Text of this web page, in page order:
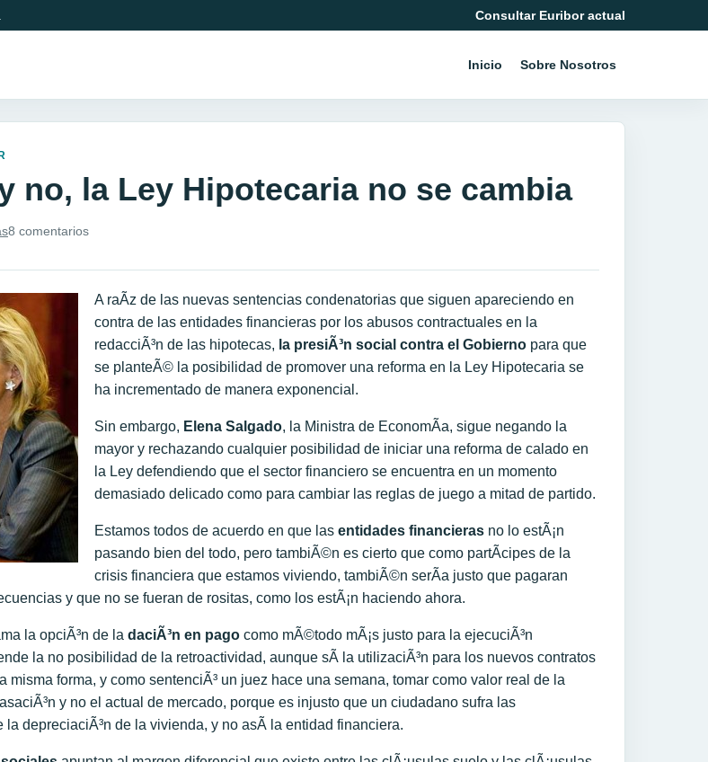
Consultar Euribor actual
Inicio Sobre Nosotros
no, la Ley Hipotecaria no se cambia
8 comentarios
A raÃ­z de las nuevas sentencias condenatorias que siguen apareciendo en
contra de las entidades financieras por los abusos contractuales en la
redacciÃ³n de las hipotecas, la presiÃ³n social contra el Gobierno para que
se planteÃ© la posibilidad de promover una reforma en la Ley Hipotecaria se
ha incrementado de manera exponencial.
Sin embargo, Elena Salgado, la Ministra de EconomÃ­a, sigue negando la
mayor y rechazando cualquier posibilidad de iniciar una reforma de calado en
la Ley defendiendo que el sector financiero se encuentra en un momento
demasiado delicado como para cambiar las reglas de juego a mitad de partido.
Estamos todos de acuerdo en que las entidades financieras no lo estÃ¡n
pasando bien del todo, pero tambiÃ©n es cierto que como partÃ­cipes de la
crisis financiera que estamos viviendo, tambiÃ©n serÃ­a justo que pagaran
y que no se fueran de rositas, como los estÃ¡n haciendo ahora.
la opciÃ³n de la daciÃ³n en pago como mÃ©todo mÃ¡s justo para la ejecuciÃ³n
la no posibilidad de la retroactividad, aunque sÃ­ la utilizaciÃ³n para los nuevos contratos
misma forma, y como sentenciÃ³ un juez hace una semana, tomar como valor real de la
y no el actual de mercado, porque es injusto que un ciudadano sufra las
la depreciaciÃ³n de la vivienda, y no asÃ­ la entidad financiera.